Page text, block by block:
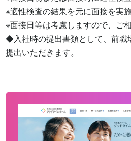
※適性検査の結果を元に面接を実
※面接日等は考慮しますので、ご
◆入社時の提出書類として、前職
提出いただきます。